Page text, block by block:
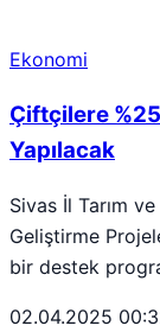
Ekonomi
Çiftçilere %25
Yapılacak
Sivas İl Tarım
Geliştirme
bir destek
02.04.2025